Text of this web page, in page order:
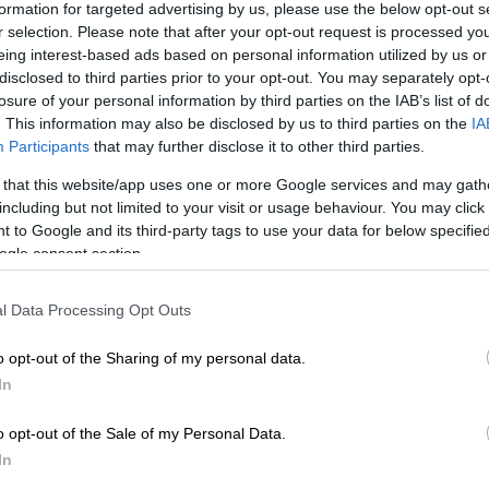
for targeted advertising by us, please use the below opt-out
selection. Please note that after your opt-out request is processed
interest-based ads based on personal information utilized by us
to third parties prior to your opt-out. You may separately
of your personal information by third parties on the IAB’s list of
This information may also be disclosed by us to third parties on the
Participants that may further disclose it to other third parties.
that this website/app uses one or more Google services and may
but not limited to your visit or usage behaviour. You may
to Google and its third-party tags to use your data for below
consent section.
Data Processing Opt Outs
opt-out of the Sharing of my personal data.
opt-out of the Sale of my Personal Data.
το ΕΘΝΟΣ στη Google
Καβάφης έγραψε το 1930 ένα από τα
τ’ ακούς γλυκύτερα» έγραψε περίπου
διαχρονικά θέματα… Ωστόσο, η